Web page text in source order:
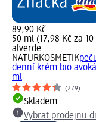
89,90 Kč
50 ml (17,98 Kč za
alverde
NATURKOSMETIK
denní krém bio
ml
(279)
Skladem
Vybrat prodejnu